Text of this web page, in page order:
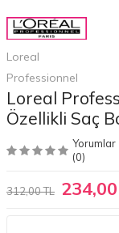
Loreal
Professionnel
Loreal
Özellikli Saç
Yorumlar
(0)
312,00 TL